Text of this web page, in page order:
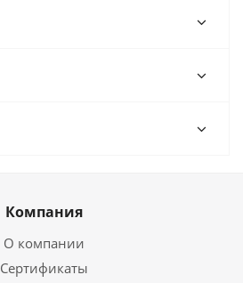
Компания
О компании
Сертификаты